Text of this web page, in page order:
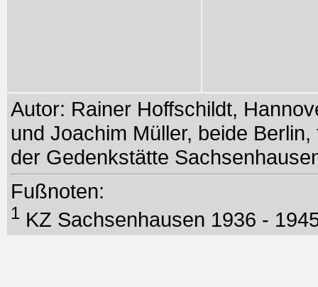
Autor: Rainer Hoffschildt,
und Joachim Müller, beide
der Gedenkstätte
Fußnoten:
1 KZ Sachsenhausen 1936 -